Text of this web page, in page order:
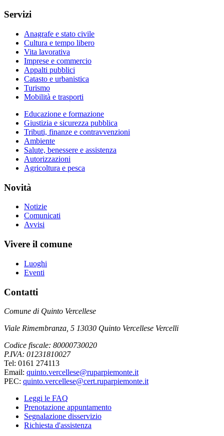
Servizi
Anagrafe e stato civile
Cultura e tempo libero
Vita lavorativa
Imprese e commercio
Appalti pubblici
Catasto e urbanistica
Turismo
Mobilità e trasporti
Educazione e formazione
Giustizia e sicurezza pubblica
Tributi, finanze e contravvenzioni
Ambiente
Salute, benessere e assistenza
Autorizzazioni
Agricoltura e pesca
Novità
Notizie
Comunicati
Avvisi
Vivere il comune
Luoghi
Eventi
Contatti
Comune di Quinto Vercellese
Viale Rimembranza, 5 13030 Quinto Vercellese Vercelli
Codice fiscale: 80000730020
P.IVA: 01231810027
Tel: 0161 274113
Email: quinto.vercellese@ruparpiemonte.it
PEC: quinto.vercellese@cert.ruparpiemonte.it
Leggi le FAQ
Prenotazione appuntamento
Segnalazione disservizio
Richiesta d'assistenza